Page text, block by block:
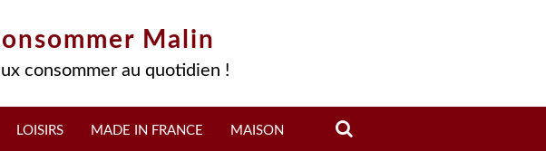
Malin
consommer au quotidien !
LOISIRS MADE IN FRANCE MAISON